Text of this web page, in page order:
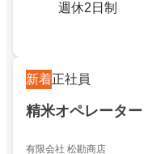
週休2日制
新着正社員
精米オペレーター
有限会社 松勘商店